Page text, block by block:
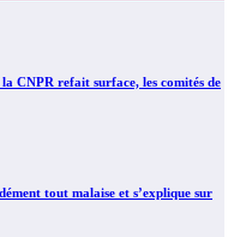
CNPR refait surface, les comités de
tout malaise et s’explique sur